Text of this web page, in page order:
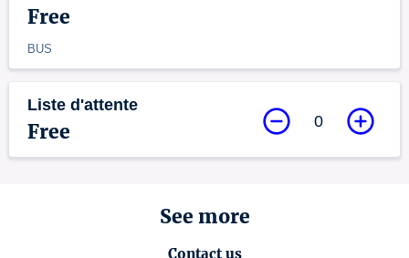
Free
BUS
Liste d'attente
Free 0
See more
Contact us